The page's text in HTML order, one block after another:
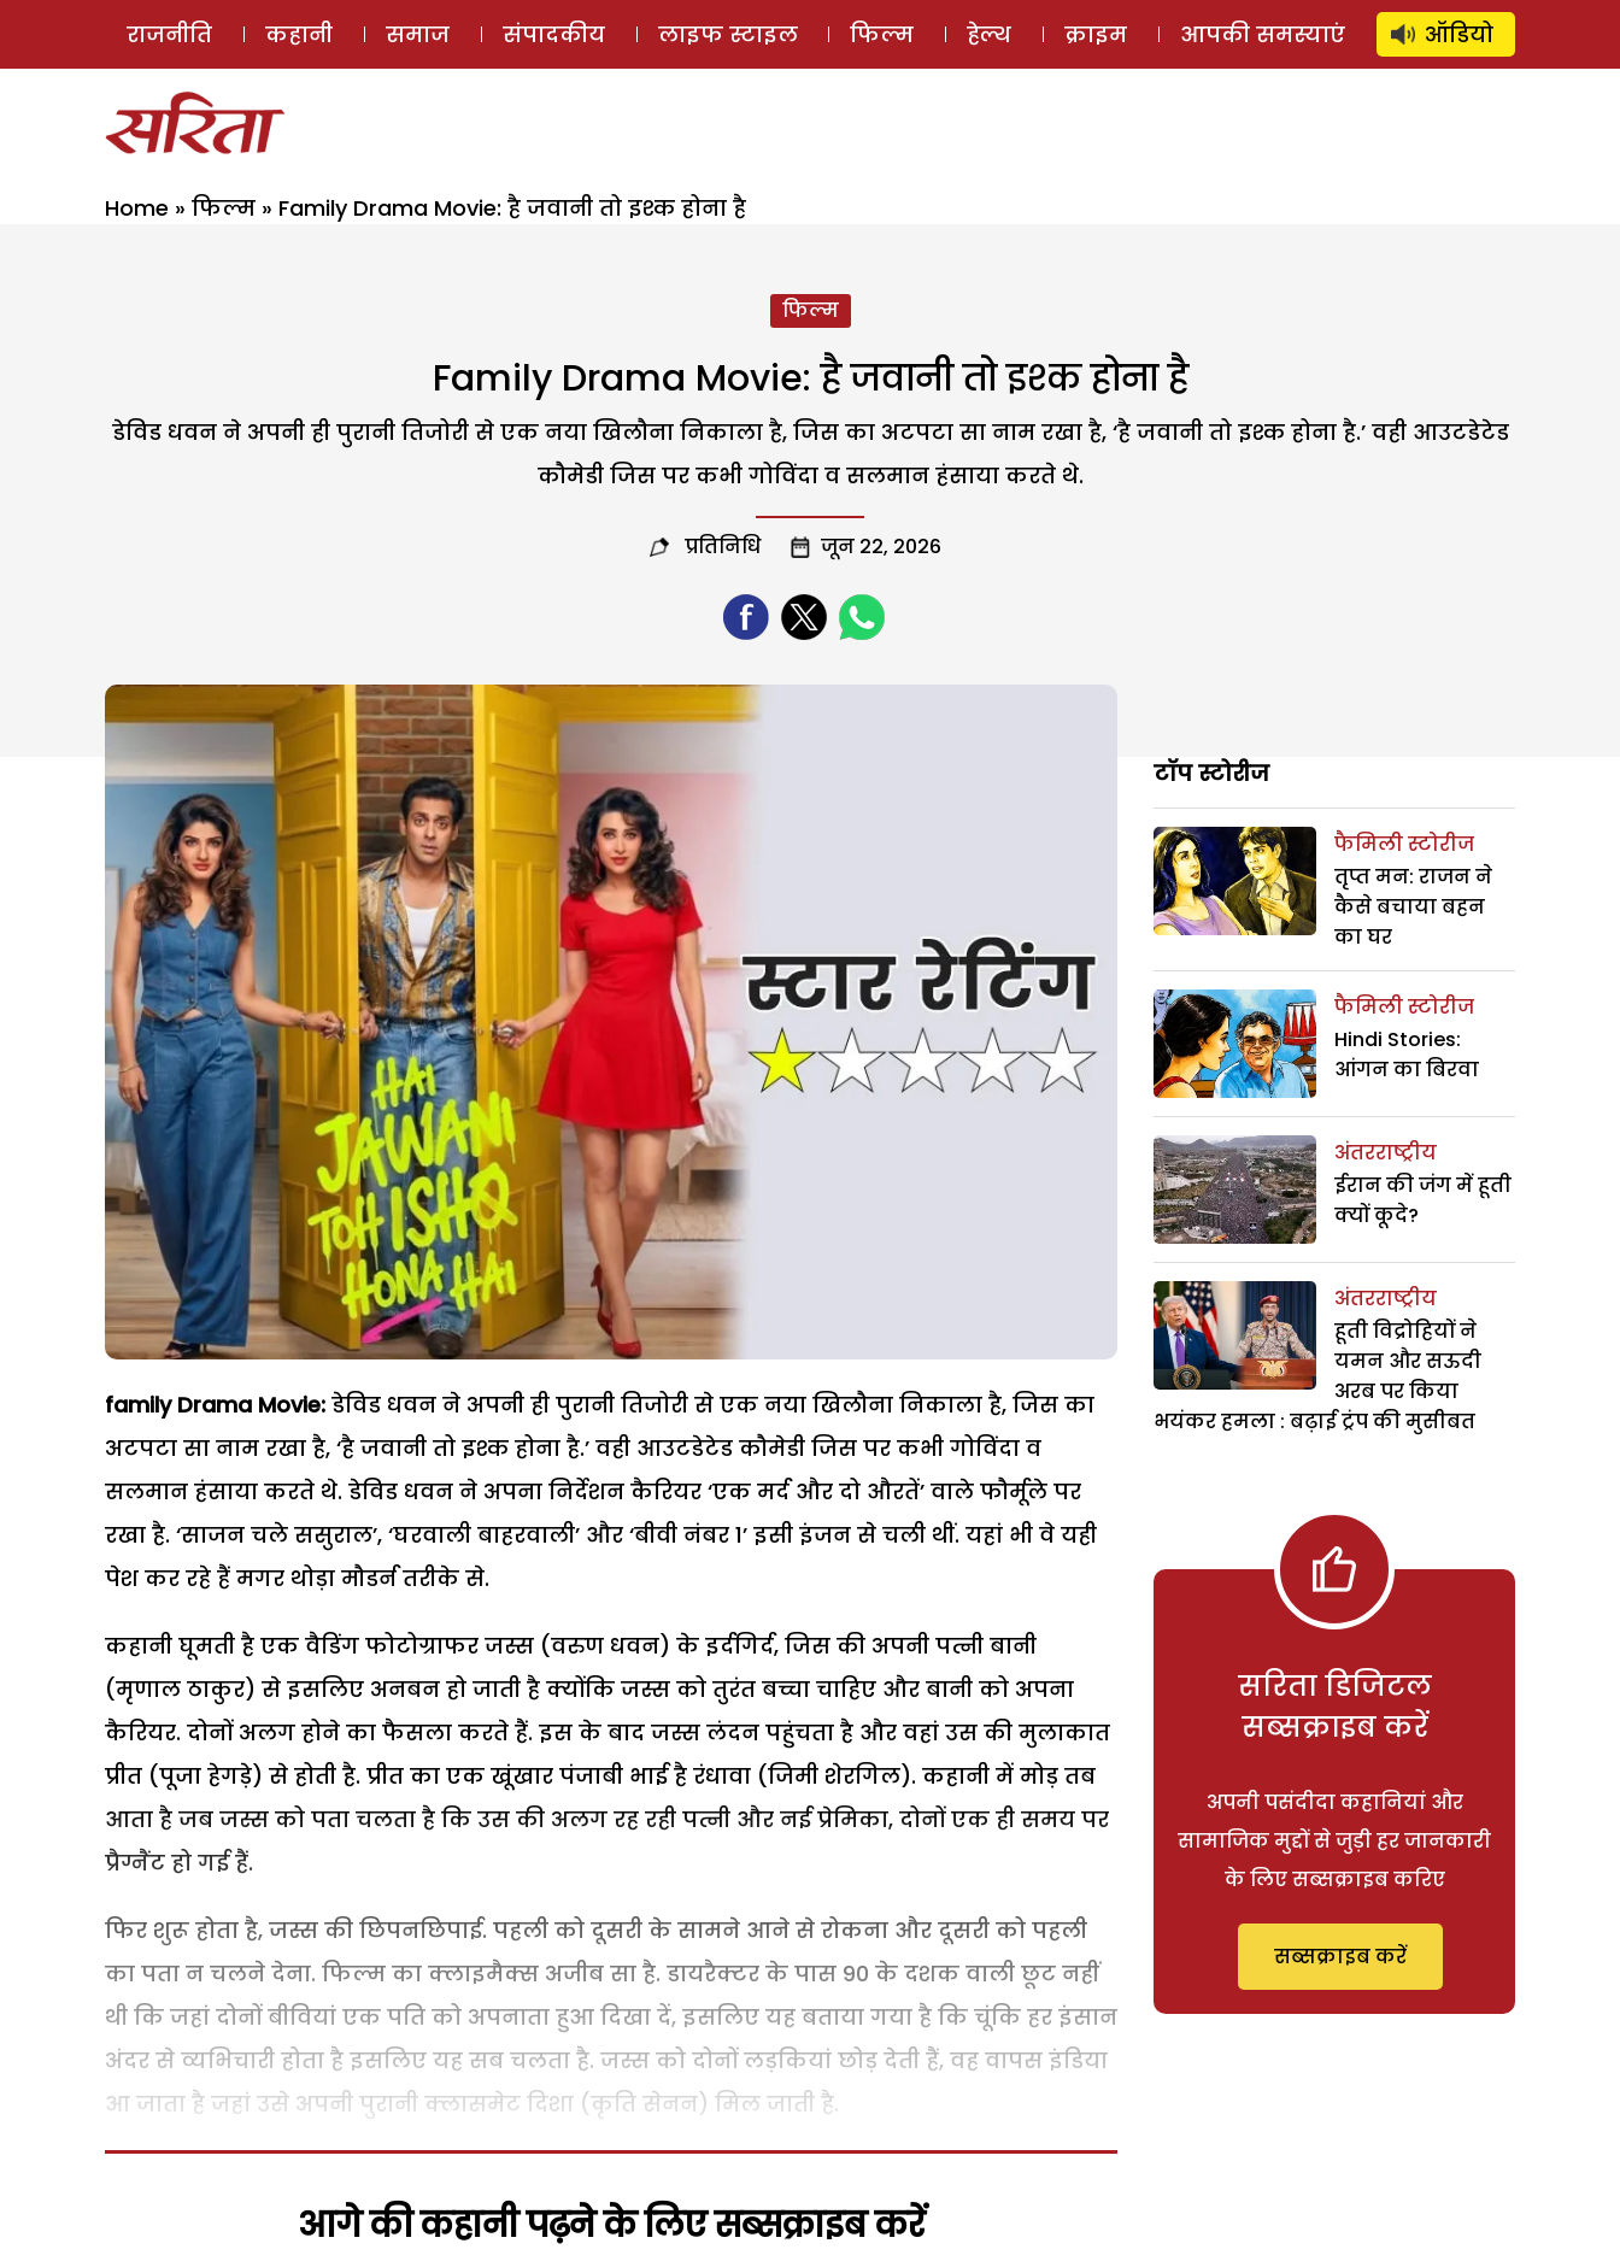
ई-मैगज़ीन ऑडियो स्टोरी लॉग इन ⚲ SUBSCRIBE
राजनीति कहानी समाज संपादकीय लाइफ स्टाइल फिल्म हेल्थ क्राइम आपकी समस्याएं ऑडियो
Home » फिल्म » Family Drama Movie: है जवानी तो इश्क होना है
फिल्म
Family Drama Movie: है जवानी तो इश्क होना है
डेविड धवन ने अपनी ही पुरानी तिजोरी से एक नया खिलौना निकाला है, जिस का अटपटा सा नाम रखा है, ‘है जवानी तो इश्क होना है.’ वही आउटडेटेड
कौमेडी जिस पर कभी गोविंदा व सलमान हंसाया करते थे.
प्रतिनिधि जून 22, 2026
family Drama Movie: डेविड धवन ने अपनी ही पुरानी तिजोरी से एक नया खिलौना निकाला है, जिस का
अटपटा सा नाम रखा है, ‘है जवानी तो इश्क होना है.’ वही आउटडेटेड कौमेडी जिस पर कभी गोविंदा व
सलमान हंसाया करते थे. डेविड धवन ने अपना निर्देशन कैरियर ‘एक मर्द और दो औरतें’ वाले फौर्मूले पर
रखा है. ‘साजन चले ससुराल’, ‘घरवाली बाहरवाली’ और ‘बीवी नंबर 1’ इसी इंजन से चली थीं. यहां भी वे यही
पेश कर रहे हैं मगर थोड़ा मौडर्न तरीके से.
कहानी घूमती है एक वैडिंग फोटोग्राफर जस्स (वरुण धवन) के इर्दगिर्द, जिस की अपनी पत्नी बानी
(मृणाल ठाकुर) से इसलिए अनबन हो जाती है क्योंकि जस्स को तुरंत बच्चा चाहिए और बानी को अपना
कैरियर. दोनों अलग होने का फैसला करते हैं. इस के बाद जस्स लंदन पहुंचता है और वहां उस की मुलाकात
प्रीत (पूजा हेगड़े) से होती है. प्रीत का एक खूंखार पंजाबी भाई है रंधावा (जिमी शेरगिल). कहानी में मोड़ तब
आता है जब जस्स को पता चलता है कि उस की अलग रह रही पत्नी और नई प्रेमिका, दोनों एक ही समय पर
प्रैग्नैंट हो गई हैं.
फिर शुरू होता है, जस्स की छिपनछिपाई. पहली को दूसरी के सामने आने से रोकना और दूसरी को पहली
का पता न चलने देना. फिल्म का क्लाइमैक्स अजीब सा है. डायरैक्टर के पास 90 के दशक वाली छूट नहीं
थी कि जहां दोनों बीवियां एक पति को अपनाता हुआ दिखा दें, इसलिए यह बताया गया है कि चूंकि हर इंसान
अंदर से व्यभिचारी होता है इसलिए यह सब चलता है. जस्स को दोनों लड़कियां छोड़ देती हैं, वह वापस इंडिया
आ जाता है जहां उसे अपनी पुरानी क्लासमेट दिशा (कृति सेनन) मिल जाती है.
आगे की कहानी पढ़ने के लिए सब्सक्राइब करें
टॉप स्टोरीज
फैमिली स्टोरीज
तृप्त मन: राजन ने
कैसे बचाया बहन
का घर
फैमिली स्टोरीज
Hindi Stories:
आंगन का बिरवा
अंतरराष्ट्रीय
ईरान की जंग में हूती
क्यों कूदे?
अंतरराष्ट्रीय
हूती विद्रोहियों ने
यमन और सऊदी
अरब पर किया
भयंकर हमला : बढ़ाई ट्रंप की मुसीबत
सरिता डिजिटल
सब्सक्राइब करें
अपनी पसंदीदा कहानियां और
सामाजिक मुद्दों से जुड़ी हर जानकारी
के लिए सब्सक्राइब करिए
सब्सक्राइब करें